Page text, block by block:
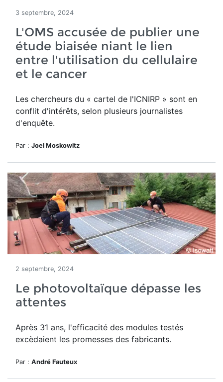
3 septembre, 2024
L'OMS accusée de publier une
étude biaisée niant le lien
entre l'utilisation du cellulaire
et le cancer
Les chercheurs du « cartel de l'ICNIRP » sont en
conflit d'intérêts, selon plusieurs journalistes
d'enquête.
Par : Joel Moskowitz
2 septembre, 2024
Le photovoltaïque dépasse les
attentes
Après 31 ans, l'efficacité des modules testés
excèdaient les promesses des fabricants.
Par : André Fauteux